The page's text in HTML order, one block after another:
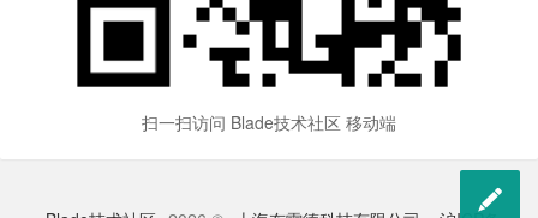
扫一扫访问 Blade技术社区 移动端
